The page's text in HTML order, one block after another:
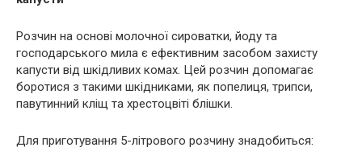
Розчин на основі молочної сироватки, йоду та
господарського мила є ефективним засобом захисту
капусти від шкідливих комах. Цей розчин допомагає
боротися з такими шкідниками, як попелиця, трипси,
павутинний кліщ та хрестоцвіті блішки.
Для приготування 5-літрового розчину знадобиться: